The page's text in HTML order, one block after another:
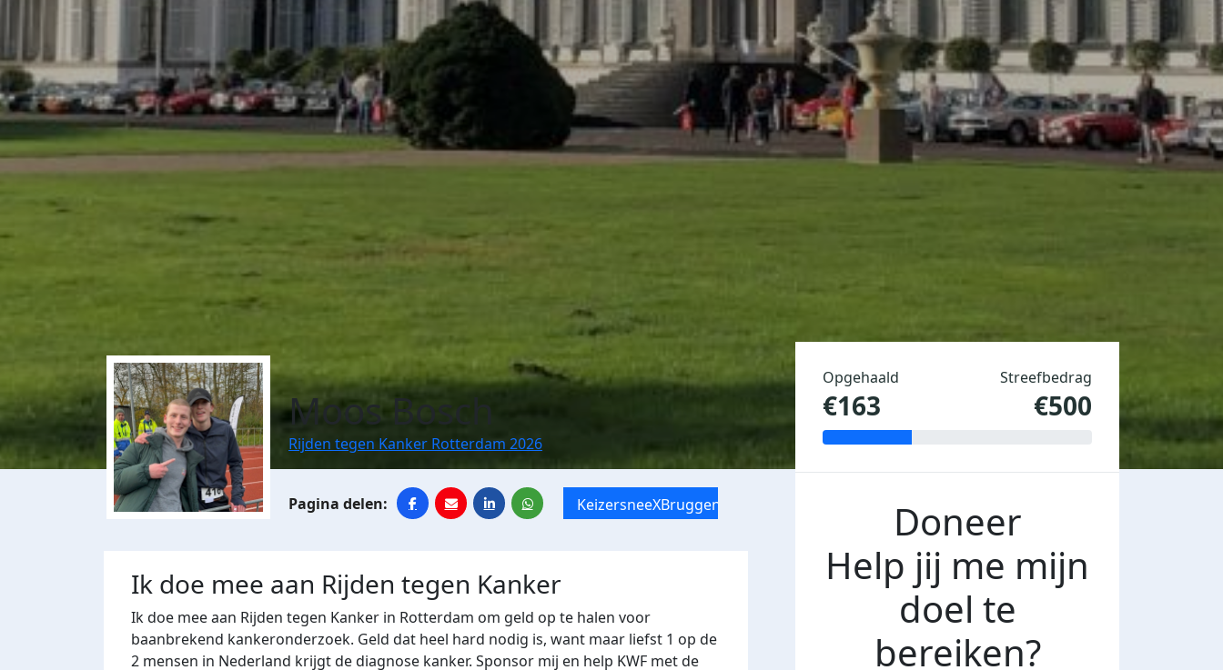
Moos Bosch
Rijden tegen Kanker Rotterdam 2026
KeizersneeXBruggenloop
Ik doe mee aan Rijden tegen Kanker
Ik doe mee aan Rijden tegen Kanker in Rotterdam om geld op te halen voor
baanbrekend kankeronderzoek. Geld dat heel hard nodig is, want maar liefst 1 op de
2 mensen in Nederland krijgt de diagnose kanker. Sponsor mij en help KWF met de
Opgehaald
€163
Streefbedrag
€500
Doneer
Help jij me mijn
doel te
bereiken?